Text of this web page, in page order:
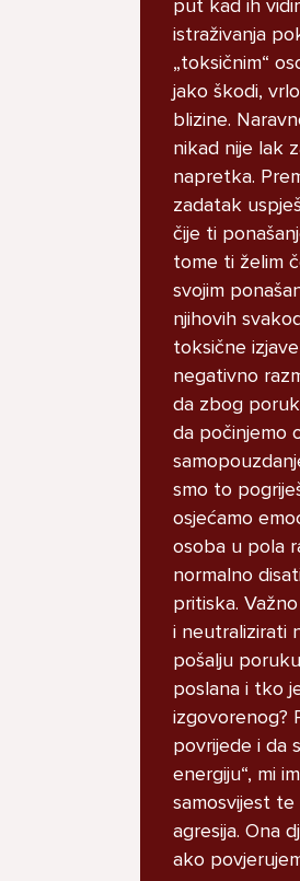
Imam
znam
pitanju
kad ih u
vezano
perioda
sam
od njih
psujem
Miha, 16
put kad ih
istraživanja
„toksičnim“
jako škodi,
blizine.
nikad nije lak
napretka.
zadatak
čije ti
tome ti želim
svojim
njihovih
toksične
negativno
da zbog
da počinjemo
smo to
osjećamo
osoba u pola
normalno
pritiska.
i neutralizirati
pošalju
poslana i tko
izgovorenog?
povrijede i da
energiju“, mi
samosvijest
agresija. Ona
ako
https://uho.dkmk.hr/ koriste tzv.